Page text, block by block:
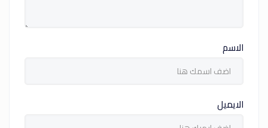
الاسم
الايميل